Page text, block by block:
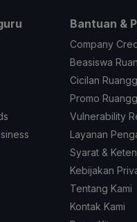
Bantuan &
Company
Beasiswa
Cicilan
Promo
Vulnerability
Layanan
Syarat &
Kebijakan
Tentang Kami
Kontak Kami